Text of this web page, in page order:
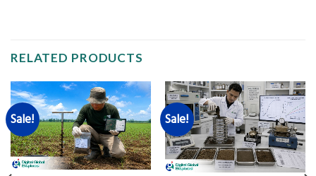
RELATED PRODUCTS
Sale! Sale!